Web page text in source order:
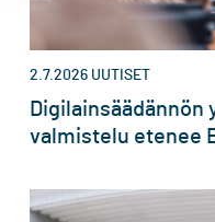
2.7.2026 UUTISET
valmistelu etenee